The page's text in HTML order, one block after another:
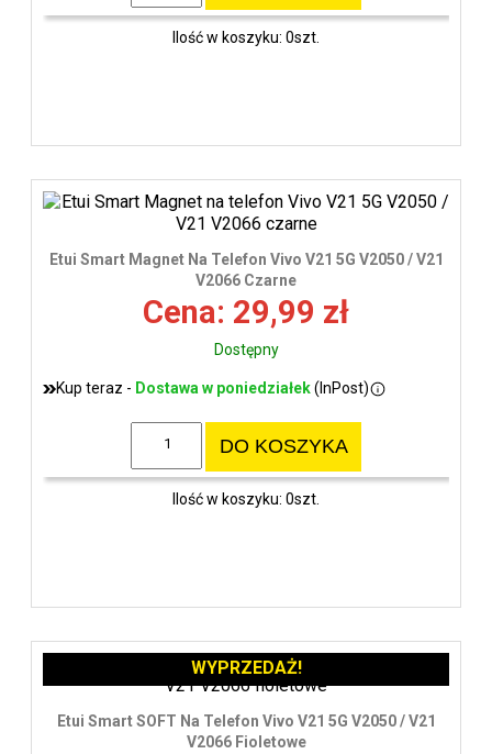
Ilość w koszyku: 0szt.
Etui Smart Magnet Na Telefon Vivo V21 5G V2050 / V21
V2066 Czarne
Cena: 29,99 zł
Dostępny
Kup teraz - Dostawa w poniedziałek(InPost)
DO KOSZYKA
Ilość w koszyku: 0szt.
Etui Smart SOFT Na Telefon Vivo V21 5G V2050 / V21
V2066 Fioletowe
WYPRZEDAŻ!